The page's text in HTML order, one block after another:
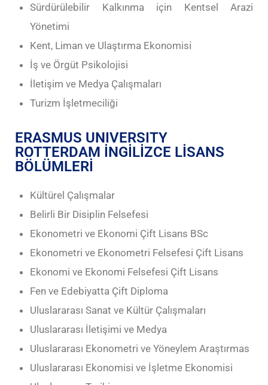
Sürdürülebilir Kalkınma için Kentsel Arazi
Yönetimi
Kent, Liman ve Ulaştırma Ekonomisi
İş ve Örgüt Psikolojisi
İletişim ve Medya Çalışmaları
Turizm İşletmeciliği
ERASMUS UNIVERSITY
ROTTERDAM İNGİLİZCE LİSANS
BÖLÜMLERİ
Kültürel Çalışmalar
Belirli Bir Disiplin Felsefesi
Ekonometri ve Ekonomi Çift Lisans BSc
Ekonometri ve Ekonometri Felsefesi Çift Lisans
Ekonomi ve Ekonomi Felsefesi Çift Lisans
Fen ve Edebiyatta Çift Diploma
Uluslararası Sanat ve Kültür Çalışmaları
Uluslararası İletişimi ve Medya
Uluslararası Ekonometri ve Yöneylem Araştırmas
Uluslararası Ekonomisi ve İşletme Ekonomisi